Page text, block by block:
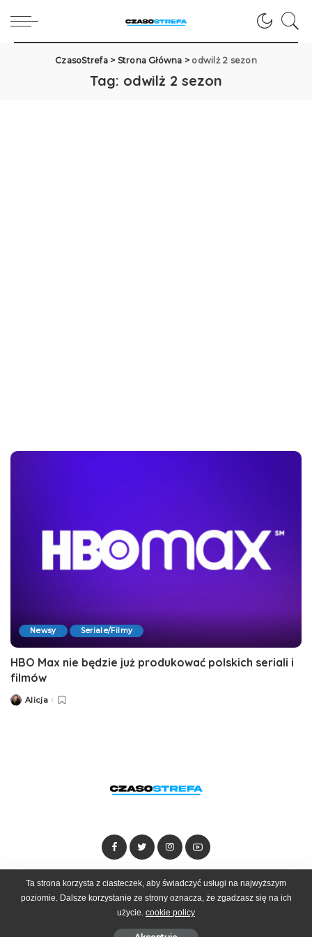
CzasoStrefa> Strona Główna > odwilż 2 sezon
Tag: odwilż 2 sezon
Newsy Seriale/Filmy
HBO Max nie będzie już produkować polskich seriali i
filmów
Posted
Alicja
Dołącz do zespołu Kontakt Reklama
Ta strona korzysta z ciasteczek, aby świadczyć usługi na najwyższym
poziomie. Dalsze korzystanie ze strony oznacza, że zgadzasz się na ich
użycie. cookie policy